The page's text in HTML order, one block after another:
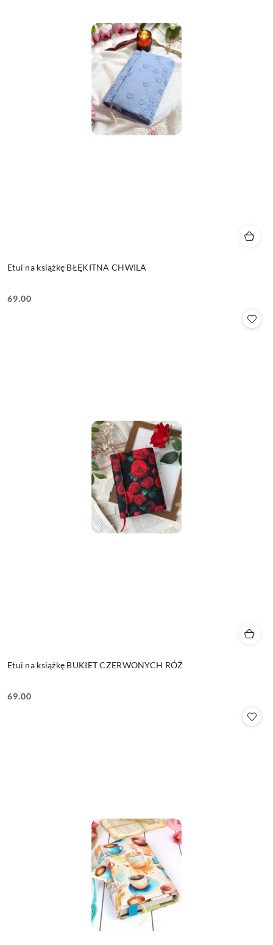
Etui na książkę BŁĘKITNA CHWILA
Cena:
69.00
Etui na książkę BUKIET CZERWONYCH RÓŻ
Cena:
69.00